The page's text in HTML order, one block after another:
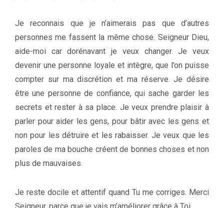
Je reconnais que je n’aimerais pas que d’autres
personnes me fassent la même chose. Seigneur Dieu,
aide-moi car dorénavant je veux changer. Je veux
devenir une personne loyale et intègre, que l’on puisse
compter sur ma discrétion et ma réserve. Je désire
être une personne de confiance, qui sache garder les
secrets et rester à sa place. Je veux prendre plaisir à
parler pour aider les gens, pour bâtir avec les gens et
non pour les détruire et les rabaisser. Je veux que les
paroles de ma bouche créent de bonnes choses et non
plus de mauvaises.
Je reste docile et attentif quand Tu me corriges. Merci